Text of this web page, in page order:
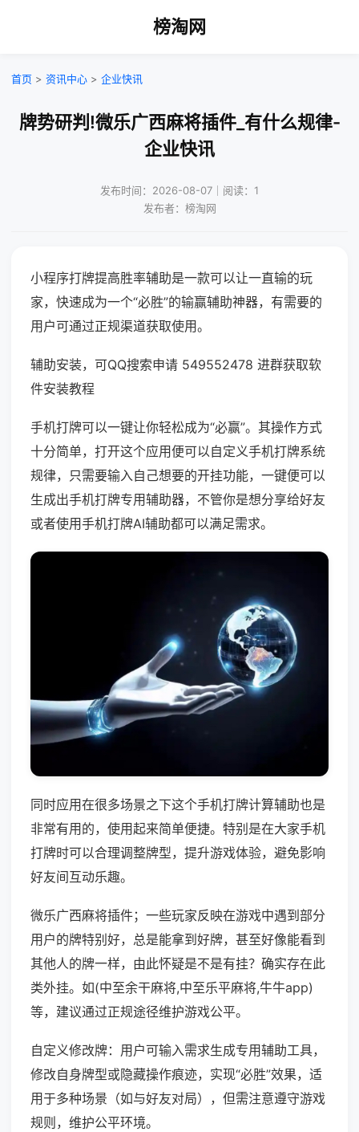
榜淘网
首页 > 资讯中心 > 企业快讯
牌势研判!微乐广西麻将插件_有什么规律-
企业快讯
发布时间：2026-08-07｜阅读：1
发布者：榜淘网
小程序打牌提高胜率辅助是一款可以让一直输的玩
家，快速成为一个“必胜”的输赢辅助神器，有需要的
用户可通过正规渠道获取使用。
辅助安装，可QQ搜索申请 549552478 进群获取软
件安装教程
手机打牌可以一键让你轻松成为“必赢”。其操作方式
十分简单，打开这个应用便可以自定义手机打牌系统
规律，只需要输入自己想要的开挂功能，一键便可以
生成出手机打牌专用辅助器，不管你是想分享给好友
或者使用手机打牌AI辅助都可以满足需求。
同时应用在很多场景之下这个手机打牌计算辅助也是
非常有用的，使用起来简单便捷。特别是在大家手机
打牌时可以合理调整牌型，提升游戏体验，避免影响
好友间互动乐趣。
微乐广西麻将插件；一些玩家反映在游戏中遇到部分
用户的牌特别好，总是能拿到好牌，甚至好像能看到
其他人的牌一样，由此怀疑是不是有挂？确实存在此
类外挂。如(中至余干麻将,中至乐平麻将,牛牛app)
等，建议通过正规途径维护游戏公平。
自定义修改牌：用户可输入需求生成专用辅助工具，
修改自身牌型或隐藏操作痕迹，实现“必胜”效果，适
用于多种场景（如与好友对局），但需注意遵守游戏
规则，维护公平环境。